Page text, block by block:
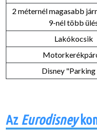
2 méternél magasabb
9-nél több
Lakókocsik
Disney
Az Eurodisney